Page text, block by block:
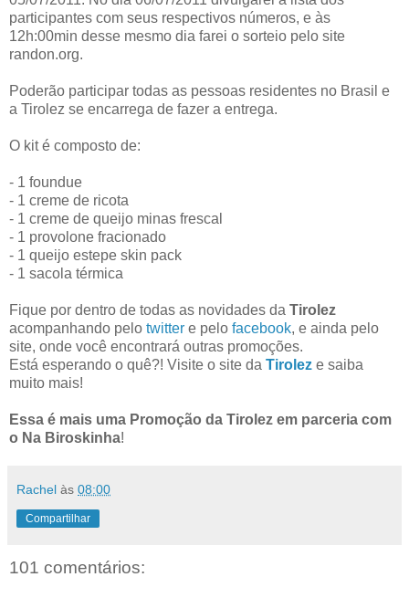
participantes com seus respectivos números, e às
12h:00min desse mesmo dia farei o sorteio pelo site
randon.org.
Poderão participar todas as pessoas residentes no Brasil e
a Tirolez se encarrega de fazer a entrega.
O kit é composto de:
- 1 foundue
- 1 creme de ricota
- 1 creme de queijo minas frescal
- 1 provolone fracionado
- 1 queijo estepe skin pack
- 1 sacola térmica
Fique por dentro de todas as novidades da Tirolez
acompanhando pelo twitter e pelo facebook, e ainda pelo
site, onde você encontrará outras promoções.
Está esperando o quê?! Visite o site da Tirolez e saiba
muito mais!
Essa é mais uma Promoção da Tirolez em parceria com
o Na Biroskinha!
Rachel às 08:00
Compartilhar
101 comentários: